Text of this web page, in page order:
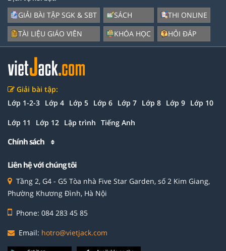
GIẢI BÀI TẬP SGK & SBT
TÀI LIỆU GIÁO VIÊN
SÁCH
KHÓA HỌC
THI ONLINE
HỎI ĐÁP
Giải bài tập:
Lớp 1-2-3 Lớp 4 Lớp 5 Lớp 6 Lớp 7 Lớp 8 Lớp 9 Lớp 10
Lớp 11 Lớp 12 Lập trình Tiếng Anh
Chính sách
Liên hệ với chúng tôi
Tầng 2, G4 - G5 Tòa nhà Five Star Garden, số 2 Kim Giang,
Phường Khương Đình, Hà Nội
Phone: 084 283 45 85
Email: hotro@vietjack.com